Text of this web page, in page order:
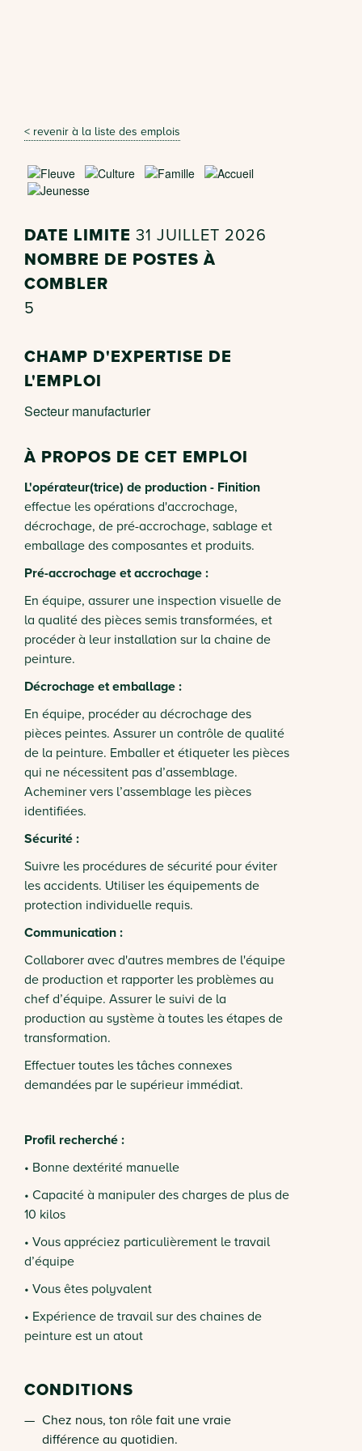
< revenir à la liste des emplois
DATE LIMITE 31 JUILLET 2026
NOMBRE DE POSTES À
COMBLER
5
CHAMP D'EXPERTISE DE
L'EMPLOI
Secteur manufacturier
À PROPOS DE CET EMPLOI
L'opérateur(trice) de production - Finition
effectue les opérations d'accrochage,
décrochage, de pré-accrochage, sablage et
emballage des composantes et produits.
Pré-accrochage et accrochage :
En équipe, assurer une inspection visuelle de
la qualité des pièces semis transformées, et
procéder à leur installation sur la chaine de
peinture.
Décrochage et emballage :
En équipe, procéder au décrochage des
pièces peintes. Assurer un contrôle de qualité
de la peinture. Emballer et étiqueter les pièces
qui ne nécessitent pas d’assemblage.
Acheminer vers l’assemblage les pièces
identifiées.
Sécurité :
Suivre les procédures de sécurité pour éviter
les accidents. Utiliser les équipements de
protection individuelle requis.
Communication :
Collaborer avec d'autres membres de l'équipe
de production et rapporter les problèmes au
chef d’équipe. Assurer le suivi de la
production au système à toutes les étapes de
transformation.
Effectuer toutes les tâches connexes
demandées par le supérieur immédiat.
Profil recherché :
• Bonne dextérité manuelle
• Capacité à manipuler des charges de plus de
10 kilos
• Vous appréciez particulièrement le travail
d’équipe
• Vous êtes polyvalent
• Expérience de travail sur des chaines de
peinture est un atout
CONDITIONS
Chez nous, ton rôle fait une vraie
différence au quotidien.